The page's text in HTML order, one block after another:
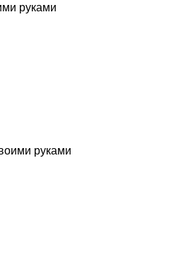
руками
руками